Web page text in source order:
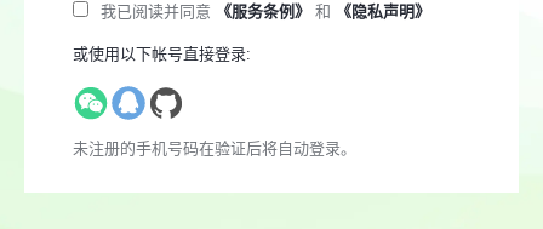
我已阅读并同意 《服务条例》 和 《隐私声明》
或使用以下帐号直接登录:
未注册的手机号码在验证后将自动登录。